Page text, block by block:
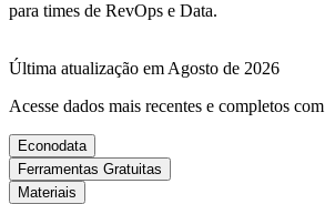
para times de RevOps e Data.
Última atualização em Agosto de 2026
Acesse dados mais recentes e completos com
Econodata
Ferramentas Gratuitas
Materiais